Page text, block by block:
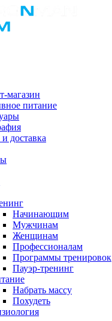
магазин
питание
доставка
Начинающим
Мужчинам
Женщинам
Профессионалам
Программы тренировок
Пауэр-тренинг
Набрать массу
Похудеть